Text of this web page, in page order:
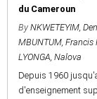
du Cameroun
By NKWETEYIM,
MBUNTUM, Francis
LYONGA, Nalova
Depuis 1960
d'enseignement